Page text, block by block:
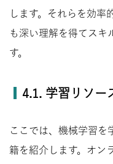
します。それらを効率
も深い理解を得てスキ
す。
4.1. 学習リソー
ここでは、機械学習を
籍を紹介します。オン